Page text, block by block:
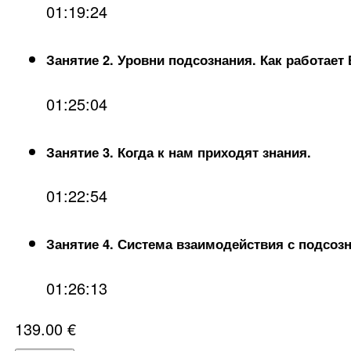
01:19:24
Занятие 2. Уровни подсознания. Как
01:25:04
Занятие 3. Когда к нам приходят знания.
01:22:54
Занятие 4. Система взаимодействия с
01:26:13
139.00 €